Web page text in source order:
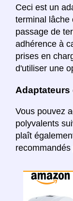
Ceci est un
terminal lâche
passage de
adhérence à
prises en
d'utiliser une
Vous pouvez
polyvalents
plaît